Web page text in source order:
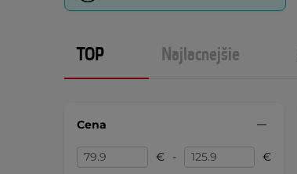
TOP Najlacnejšie
Cena
€ - €